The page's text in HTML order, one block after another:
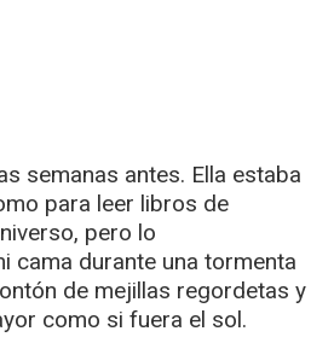
semanas antes. Ella estaba
para leer libros de
pero lo
cama durante una tormenta
de mejillas regordetas y
como si fuera el sol.